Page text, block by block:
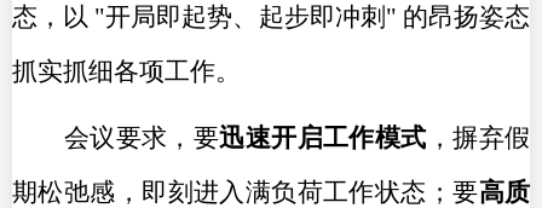
态，以 "开局即起势、起步即冲刺" 的昂扬姿态
抓实抓细各项工作。
会议要求，要迅速开启工作模式 ，摒弃假
期松弛感，即刻进入满负荷工作状态；要高质